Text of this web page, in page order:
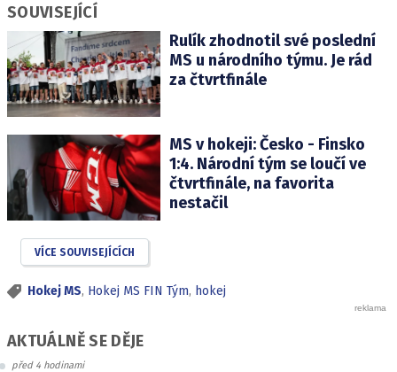
SOUVISEJÍCÍ
Rulík zhodnotil své poslední
MS u národního týmu. Je rád
za čtvrtfinále
MS v hokeji: Česko - Finsko
1:4. Národní tým se loučí ve
čtvrtfinále, na favorita
nestačil
VÍCE SOUVISEJÍCÍCH
Hokej MS, Hokej MS FIN Tým, hokej
AKTUÁLNĚ SE DĚJE
před 4 hodinami